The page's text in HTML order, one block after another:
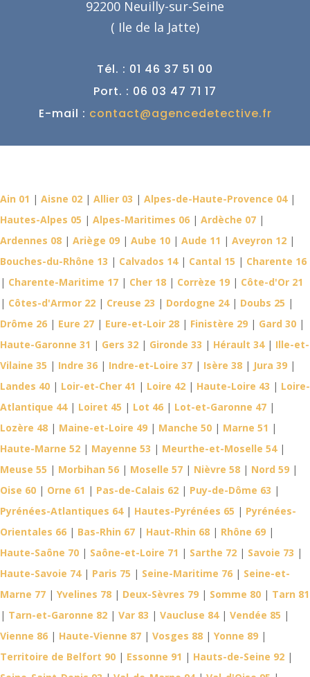
92200 Neuilly-sur-Seine
( Ile de la Jatte)
Tél. : 01 46 37 51 00
Port. : 06 03 47 71 17
E-mail : contact@agencedetective.fr
Ain 01 | Aisne 02 | Allier 03 | Alpes-de-Haute-Provence 04|
Hautes-Alpes 05 | Alpes-Maritimes 06 | Ardèche 07 |
Ardennes 08 | Ariège 09 | Aube 10 | Aude 11 | Aveyron 12 |
Bouches-du-Rhône 13 | Calvados 14| Cantal 15 | Charente 16
| Charente-Maritime 17 | Cher 18 | Corrèze 19 | Côte-d'Or 21
| Côtes-d'Armor 22 | Creuse 23 | Dordogne 24| Doubs 25 |
Drôme 26 | Eure 27 | Eure-et-Loir 28 | Finistère 29 | Gard 30 |
Haute-Garonne 31 | Gers 32 | Gironde 33 | Hérault 34| Ille-et-
Vilaine 35 | Indre 36 | Indre-et-Loire 37 | Isère 38 | Jura 39 |
Landes 40 | Loir-et-Cher 41 | Loire 42 | Haute-Loire 43 | Loire-
Atlantique 44| Loiret 45 | Lot 46 | Lot-et-Garonne 47 |
Lozère 48 | Maine-et-Loire 49 | Manche 50 | Marne 51 |
Haute-Marne 52 | Mayenne 53 | Meurthe-et-Moselle 54|
Meuse 55 | Morbihan 56 | Moselle 57 | Nièvre 58 | Nord 59 |
Oise 60 | Orne 61 | Pas-de-Calais 62 | Puy-de-Dôme 63 |
Pyrénées-Atlantiques 64| Hautes-Pyrénées 65 | Pyrénées-
Orientales 66 | Bas-Rhin 67 | Haut-Rhin 68 | Rhône 69 |
Haute-Saône 70 | Saône-et-Loire 71 | Sarthe 72 | Savoie 73 |
Haute-Savoie 74| Paris 75 | Seine-Maritime 76 | Seine-et-
Marne 77 | Yvelines 78 | Deux-Sèvres 79 | Somme 80 | Tarn 81
| Tarn-et-Garonne 82 | Var 83 | Vaucluse 84| Vendée 85 |
Vienne 86 | Haute-Vienne 87 | Vosges 88 | Yonne 89 |
Territoire de Belfort 90 | Essonne 91 | Hauts-de-Seine 92 |